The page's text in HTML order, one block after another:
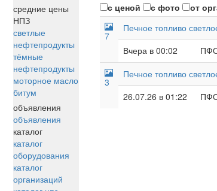
средние цены
НПЗ
светлые
нефтепродукты
тёмные
нефтепродукты
моторное масло
битум
объявления
объявления
каталог
каталог
оборудования
каталог
организаций
с ценой с фото от
7
Печное топливо
Вчера в 00:02
3
Печное топливо
26.07.26 в 01:22